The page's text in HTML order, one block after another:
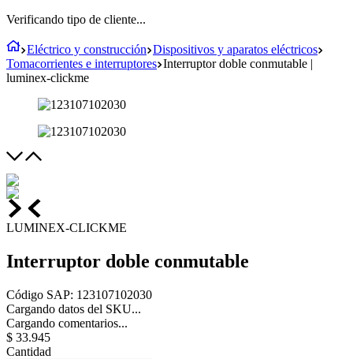
Verificando tipo de cliente...
Eléctrico y construcción Dispositivos y aparatos eléctricos
Tomacorrientes e interruptores Interruptor doble conmutable |
luminex-clickme
LUMINEX-CLICKME
Interruptor doble conmutable
Código SAP: 123107102030
Cargando datos del SKU...
Cargando comentarios...
$ 33.945
Cantidad